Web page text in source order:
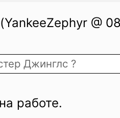
(YankeeZephyr @
Джинглс ?
работе.